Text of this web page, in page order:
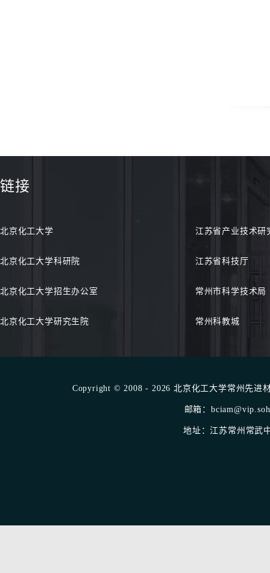
链接
北京化工大学 江苏省产业技术研
北京化工大学科研院 江苏省科技厅
北京化工大学招生办公室 常州市科学技术局
北京化工大学研究生院 常州科教城
Copyright © 2008 - 2026 北京化工大学常州先进
邮箱：
地址：江苏常州常武